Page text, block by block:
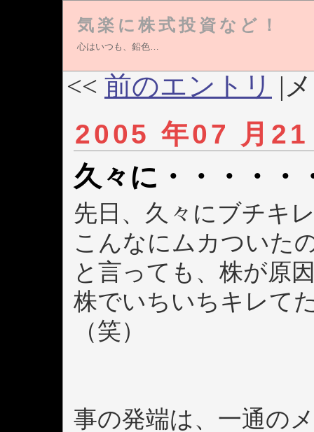
気楽に株式投資など！
心はいつも、鉛色…
<< 前のエントリ |
2005 年07 月
久々に・・・・・
先日、久々にブチキ
こんなにムカついた
と言っても、株が原
株でいちいちキレて
（笑）
事の発端は、一通の